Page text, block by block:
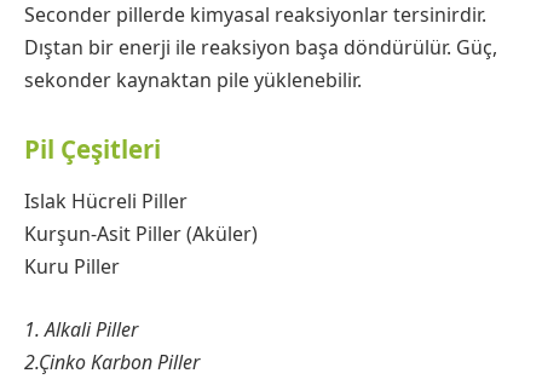
Seconder pillerde kimyasal reaksiyonlar tersinirdir.
Dıştan bir enerji ile reaksiyon başa döndürülür. Güç,
sekonder kaynaktan pile yüklenebilir.
Pil Çeşitleri
Islak Hücreli Piller
Kurşun-Asit Piller (Aküler)
Kuru Piller
1. Alkali Piller
2.Çinko Karbon Piller